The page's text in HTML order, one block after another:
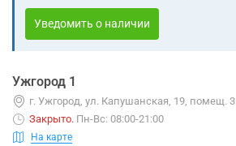
Уведомить о наличии
Ужгород 1
г. Ужгород, ул. Капушанская, 19, помещ. 3
Закрыто. Пн-Вс: 08:00-21:00
На карте